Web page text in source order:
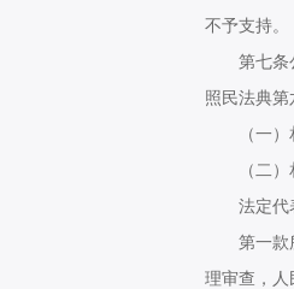
不予支持。
第七条公
照民法典第
（一）相
（二）相
法定代表
第一款所
理审查，人